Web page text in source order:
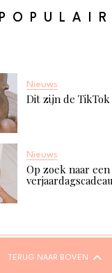
POPULAIR
Nieuws
Dit zijn de
Nieuws
Op zoek naar
TERUG NAAR BOVEN